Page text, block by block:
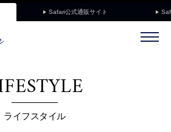
Safari公式通販サイト
ライフスタイル